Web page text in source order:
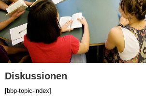
Diskussionen
[bbp-topic-index]